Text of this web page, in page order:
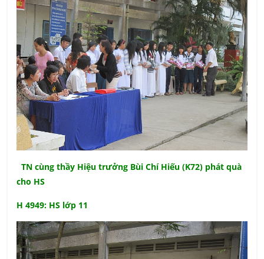
TN cùng thầy Hiệu trưởng Bùi Chí Hiếu (K72) phát quà
cho HS
H 4949: HS lớp 11